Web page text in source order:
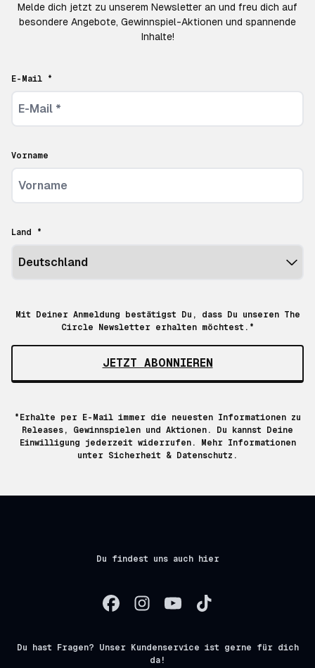
Melde dich jetzt zu unserem Newsletter an und freu dich auf
besondere Angebote, Gewinnspiel-Aktionen und spannende
Inhalte!
E-Mail *
Vorname
Land *
Mit Deiner Anmeldung bestätigst Du, dass Du unseren The
Circle Newsletter erhalten möchtest.*
JETZT ABONNIEREN
*Erhalte per E-Mail immer die neuesten Informationen zu
Releases, Gewinnspielen und Aktionen. Du kannst Deine
Einwilligung jederzeit widerrufen. Mehr Informationen
unter Sicherheit & Datenschutz.
Du findest uns auch hier
Du hast Fragen? Unser Kundenservice ist gerne für dich
da!